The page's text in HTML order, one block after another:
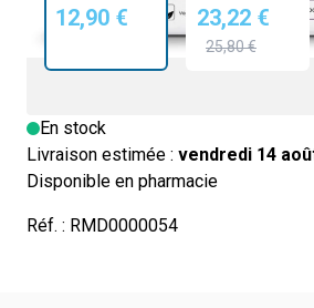
12,90 € 23,22 €
25,80 €
En stock
Livraison estimée : vendredi 14
Disponible en pharmacie
Réf. : RMD0000054